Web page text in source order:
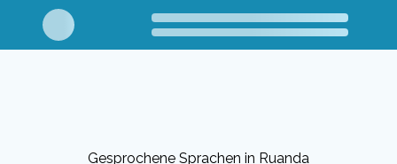
Gesprochene Sprachen in Ruanda